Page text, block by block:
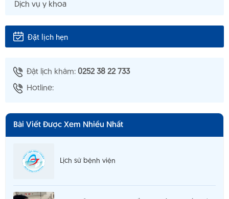
Dịch vụ y khoa
Đặt lịch hẹn
Đặt lịch khám: 0252 38 22 733
Hotline:
Bài Viết Được Xem Nhiều Nhất
Lịch sử bệnh viện